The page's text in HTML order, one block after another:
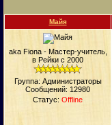
Майя
aka Fiona - Мастер-учитель,
в Рейки с 2000
Группа: Администраторы
Сообщений: 12980
Статус: Offline